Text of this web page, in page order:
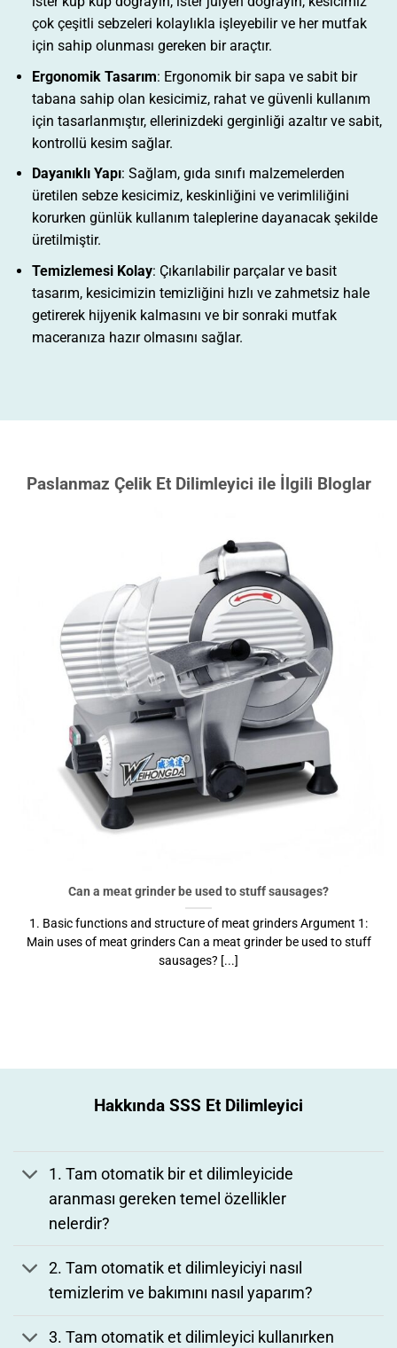
çok çeşitli sebzeleri kolaylıkla işleyebilir ve her mutfak
için sahip olunması gereken bir araçtır.
Ergonomik Tasarım: Ergonomik bir sapa ve sabit bir
tabana sahip olan kesicimiz, rahat ve güvenli kullanım
için tasarlanmıştır, ellerinizdeki gerginliği azaltır ve sabit,
kontrollü kesim sağlar.
Dayanıklı Yapı: Sağlam, gıda sınıfı malzemelerden
üretilen sebze kesicimiz, keskinliğini ve verimliliğini
korurken günlük kullanım taleplerine dayanacak şekilde
üretilmiştir.
Temizlemesi Kolay: Çıkarılabilir parçalar ve basit
tasarım, kesicimizin temizliğini hızlı ve zahmetsiz hale
getirerek hijyenik kalmasını ve bir sonraki mutfak
maceranıza hazır olmasını sağlar.
Paslanmaz Çelik Et Dilimleyici ile İlgili Bloglar
Can a meat grinder be used to stuff sausages?
1. Basic functions and structure of meat grinders Argument 1:
Main uses of meat grinders Can a meat grinder be used to stuff
sausages? [...]
Hakkında SSS Et Dilimleyici
1. Tam otomatik bir et dilimleyicide
aranması gereken temel özellikler
nelerdir?
2. Tam otomatik et dilimleyiciyi nasıl
temizlerim ve bakımını nasıl yaparım?
3. Tam otomatik et dilimleyici kullanırken